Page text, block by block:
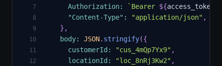
7 Authorization: ` Bearer ${access_token
8 "Content-Type" : "application/json" ,
9 } ,
10 body: JSON. stringify({
11 customerId : "cus_4mQp7Yx9" ,
12 locationId : "loc_8nRj3Kw2" ,